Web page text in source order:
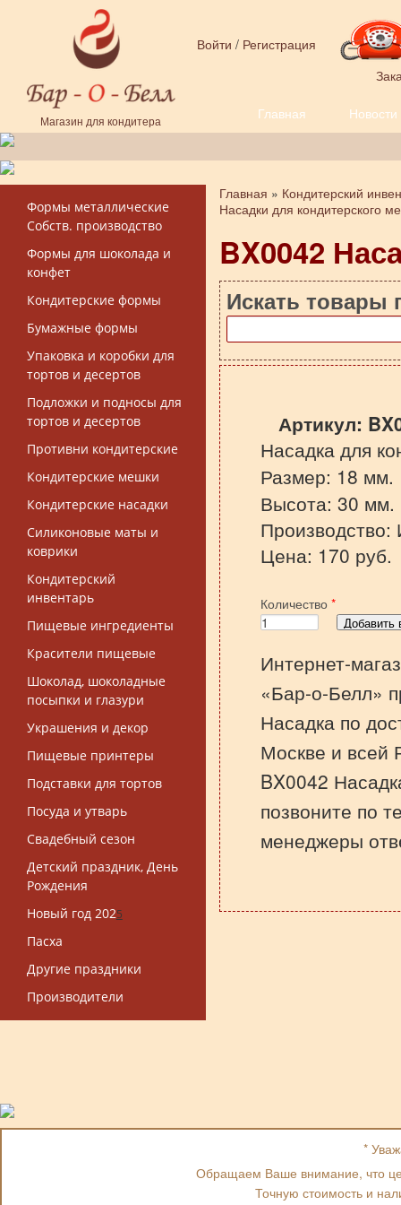
Перейти к основному содержанию
Магазин для кондитера
Войти / Регистрация
Главная Новости
Форма поиска
Формы металлические
Собств. производство
Формы для шоколада и
конфет
Кондитерские формы
Бумажные формы
Упаковка и коробки для
тортов и десертов
Подложки и подносы для
тортов и десертов
Противни кондитерские
Кондитерские мешки
Кондитерские насадки
Силиконовые маты и
коврики
Кондитерский
инвентарь
Пищевые ингредиенты
Красители пищевые
Шоколад, шоколадные
посыпки и глазури
Украшения и декор
Пищевые принтеры
Подставки для тортов
Посуда и утварь
Свадебный сезон
Детский праздник, День
Рождения
Новый год 2025
Пасха
Другие праздники
Производители
Вы здесь
Главная » Кондитерский
Насадки для кондитерского
BX0042
Искать товары
Артикул:
Насадка для
Размер: 18 мм.
Высота: 30 мм.
Цена: 170 руб.
Количество *
Интернет-
«Бар-о-Белл»
Насадка по
Москве и всей
BX0042
позвоните по
менеджеры
*
Обращаем Ваше внимание, что
Точную стоимость и